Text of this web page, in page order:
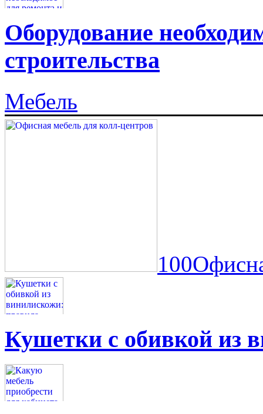
Оборудование
строительства
Мебель
Кушетки с обивкой из